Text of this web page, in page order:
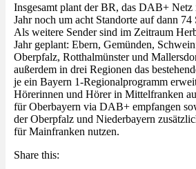
Insgesamt plant der BR, das DAB+ Netz
Jahr noch um acht Standorte auf dann 74
Als weitere Sender sind im Zeitraum
Jahr geplant: Ebern, Gemünden,
Oberpfalz, Rotthalmünster und
außerdem in drei Regionen das
je ein Bayern 1-Regionalprogramm
Hörerinnen und Hörer in Mittelfranken
für Oberbayern via DAB+ empfangen
der Oberpfalz und Niederbayern
für Mainfranken nutzen.
Share this: